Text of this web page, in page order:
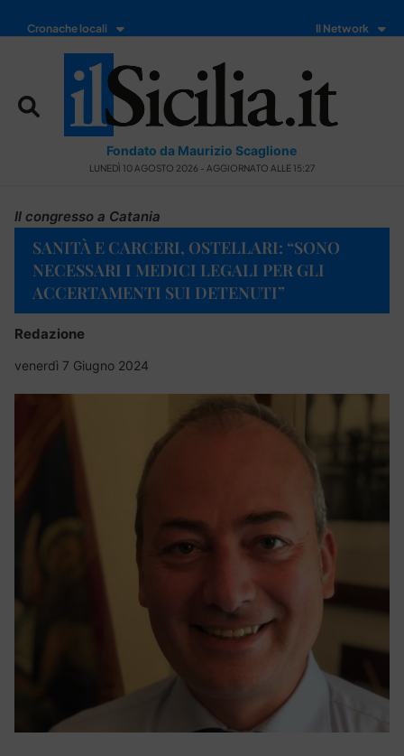
Cronache locali Il Network
Fondato da Maurizio Scaglione
LUNEDÌ 10 AGOSTO 2026 - AGGIORNATO ALLE 15:27
Il congresso a Catania
SANITÀ E CARCERI, OSTELLARI: “SONO
NECESSARI I MEDICI LEGALI PER GLI
ACCERTAMENTI SUI DETENUTI”
Redazione
venerdì 7 Giugno 2024